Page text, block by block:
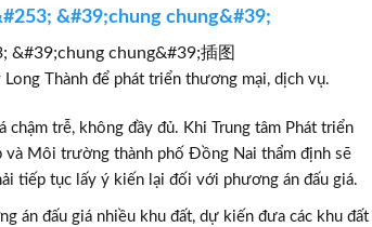
&#39;chung chung&#39;
Thành để phát triển thương mại, dịch vụ.
trễ, không đầy đủ. Khi Trung tâm Phát triển
và Môi trường thành phố Đồng Nai thẩm định sẽ
tiếp tục lấy ý kiến lại đối với phương án đấu giá.
án đấu giá nhiều khu đất, dự kiến đưa các khu đất